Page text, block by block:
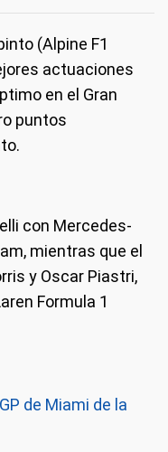
(Alpine F1
actuaciones
en el Gran
puntos
con Mercedes-
mientras que el
y Oscar Piastri,
Formula 1
de Miami de la